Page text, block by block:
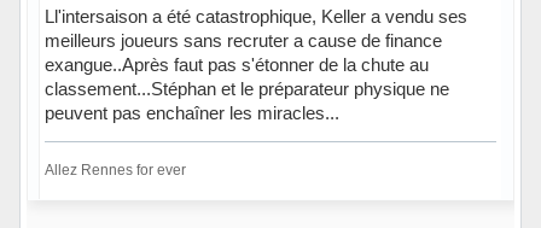
Ll'intersaison a été catastrophique, Keller a vendu ses
meilleurs joueurs sans recruter a cause de finance
exangue..Après faut pas s'étonner de la chute au
classement...Stéphan et le préparateur physique ne
peuvent pas enchaîner les miracles...
Allez Rennes for ever